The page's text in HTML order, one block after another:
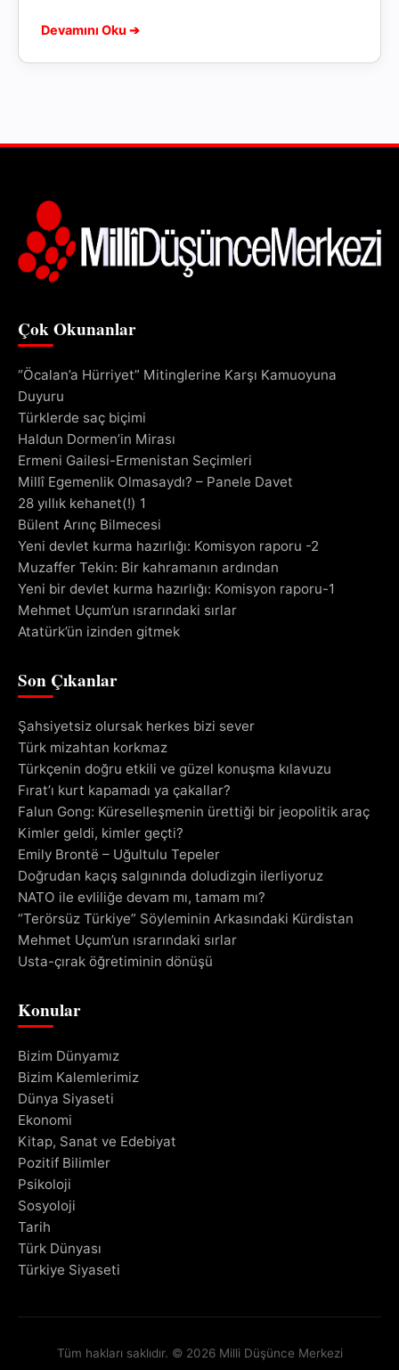
bir...
Devamını Oku ➔
Çok Okunanlar
“Öcalan’a Hürriyet” Mitinglerine Karşı Kamuoyuna
Duyuru
Türklerde saç biçimi
Haldun Dormen’in Mirası
Ermeni Gailesi-Ermenistan Seçimleri
Millî Egemenlik Olmasaydı? – Panele Davet
28 yıllık kehanet(!) 1
Bülent Arınç Bilmecesi
Yeni devlet kurma hazırlığı: Komisyon raporu -2
Muzaffer Tekin: Bir kahramanın ardından
Yeni bir devlet kurma hazırlığı: Komisyon raporu-1
Mehmet Uçum’un ısrarındaki sırlar
Atatürk’ün izinden gitmek
Son Çıkanlar
Şahsiyetsiz olursak herkes bizi sever
Türk mizahtan korkmaz
Türkçenin doğru etkili ve güzel konuşma kılavuzu
Fırat’ı kurt kapamadı ya çakallar?
Falun Gong: Küreselleşmenin ürettiği bir jeopolitik araç
Kimler geldi, kimler geçti?
Emily Brontë – Uğultulu Tepeler
Doğrudan kaçış salgınında doludizgin ilerliyoruz
NATO ile evliliğe devam mı, tamam mı?
“Terörsüz Türkiye” Söyleminin Arkasındaki Kürdistan
Mehmet Uçum’un ısrarındaki sırlar
Usta-çırak öğretiminin dönüşü
Konular
Bizim Dünyamız
Bizim Kalemlerimiz
Dünya Siyaseti
Ekonomi
Kitap, Sanat ve Edebiyat
Pozitif Bilimler
Psikoloji
Sosyoloji
Tarih
Türk Dünyası
Türkiye Siyaseti
Tüm hakları saklıdır. © 2026 Milli Düşünce Merkezi